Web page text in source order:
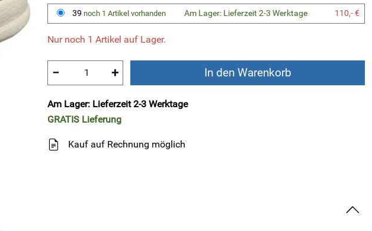
39 noch 1 Artikel vorhanden Am Lager: Lieferzeit 2-3 Werktage 110,- €
Nur noch 1 Artikel auf Lager.
− + In den Warenkorb
Am Lager: Lieferzeit 2-3 Werktage
GRATIS Lieferung
Kauf auf Rechnung möglich